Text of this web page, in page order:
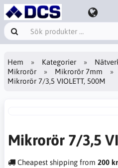
Hem Kategorier
Mikrorör
Mikrorör 7mm
Mikrorör 7/3,5 VIOLETT, 500M
Mikrorör 7/3,5
Cheapest shipping from 200 kr